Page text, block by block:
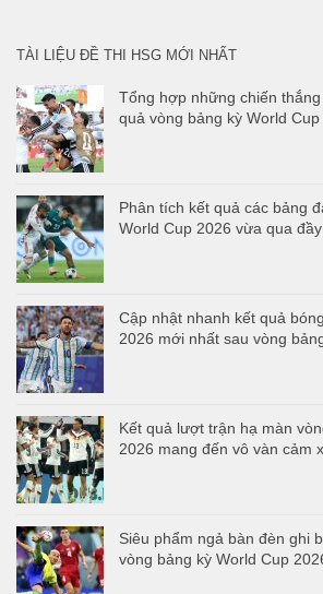
TÀI LIỆU ĐỀ THI HSG MỚI NHẤT
Tổng hợp những chiến
quả vòng bảng kỳ World Cup
Phân tích kết quả các bảng
World Cup 2026 vừa qua
Cập nhật nhanh kết quả
2026 mới nhất sau vòng
Kết quả lượt trận hạ màn
2026 mang đến vô vàn cảm
Siêu phẩm ngả bàn đèn ghi
vòng bảng kỳ World Cup